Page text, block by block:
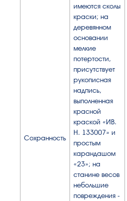
Сохранность
имеются сколы
краски; на
деревянном
основании
мелкие
потертости,
присутствует
рукописная
надпись,
выполненная
красной
краской «ИВ.
Н. 133007» и
простым
карандашом
«23»; на
станине весов
небольшие
повреждения -